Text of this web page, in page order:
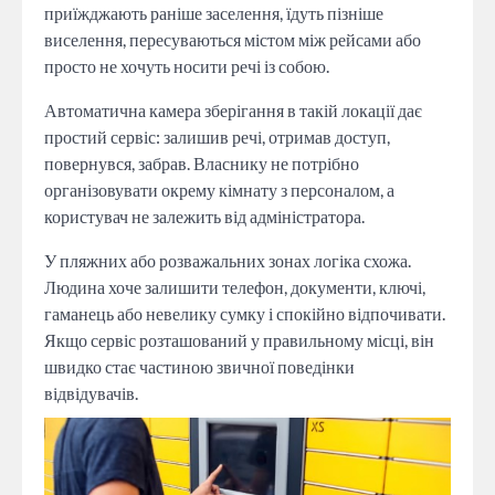
приїжджають раніше заселення, їдуть пізніше
виселення, пересуваються містом між рейсами або
просто не хочуть носити речі із собою.
Автоматична камера зберігання в такій локації дає
простий сервіс: залишив речі, отримав доступ,
повернувся, забрав. Власнику не потрібно
організовувати окрему кімнату з персоналом, а
користувач не залежить від адміністратора.
У пляжних або розважальних зонах логіка схожа.
Людина хоче залишити телефон, документи, ключі,
гаманець або невелику сумку і спокійно відпочивати.
Якщо сервіс розташований у правильному місці, він
швидко стає частиною звичної поведінки
відвідувачів.